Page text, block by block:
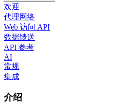
欢迎
代理网络
Web 访问 API
数据馈送
API 参考
AI
常规
集成
介绍